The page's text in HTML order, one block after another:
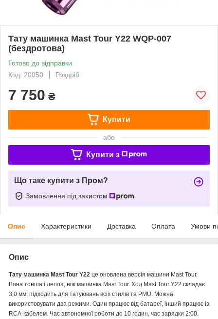
Тату машинка Mast Tour Y22 WQP-007
(бездротова)
Готово до відправки
Код: 20050
Роздріб
7 750 ₴
Купити
або
Купити з
Що таке купити з Пром?
Замовлення під захистом
Опис Характеристики Доставка Оплата Умови
Опис
Тату машинка Mast Tour Y22 це оновлена версія машини Mast Tour.
Вона тонша і легша, ніж машинка Mast Tour. Ход Mast Tour Y22 складає
3,0 мм, підходить для татуювань всіх стилів та PMU. Можна
використовувати два режими. Один працює від батареї, інший працює із
RCA-кабелем. Час автономної роботи до 10 годин, час зарядки 2:00.